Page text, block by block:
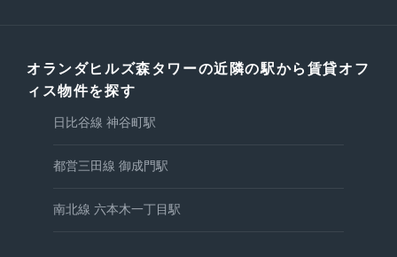
オランダヒルズ森タワーの近隣の駅から賃貸オフ
ィス物件を探す
日比谷線 神谷町駅
都営三田線 御成門駅
南北線 六本木一丁目駅